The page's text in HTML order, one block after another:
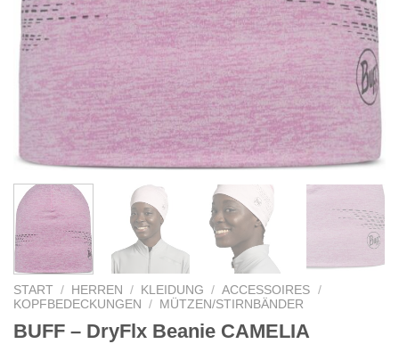
START / HERREN / KLEIDUNG / ACCESSOIRES /
KOPFBEDECKUNGEN
/ MÜTZEN/STIRNBÄNDER
BUFF – DryFlx Beanie CAMELIA